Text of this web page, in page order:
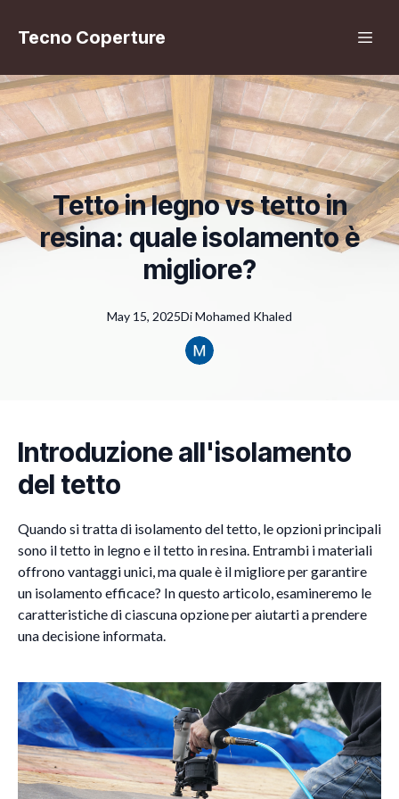
Tecno Coperture
Tetto in legno vs tetto in
resina: quale isolamento è
migliore?
May 15, 2025DiMohamed Khaled
Introduzione all'isolamento
del tetto
Quando si tratta di isolamento del tetto, le opzioni principali
sono il tetto in legno e il tetto in resina. Entrambi i materiali
offrono vantaggi unici, ma quale è il migliore per garantire
un isolamento efficace? In questo articolo, esamineremo le
caratteristiche di ciascuna opzione per aiutarti a prendere
una decisione informata.